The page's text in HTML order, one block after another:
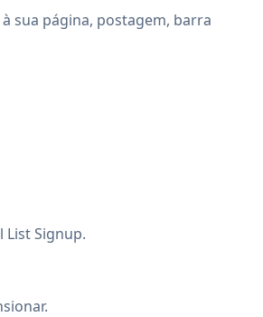
sua página, postagem, barra
List Signup.